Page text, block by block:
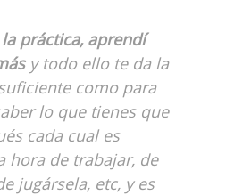
práctica, aprendí
y todo ello te da la
como para
lo que tienes que
cada cual es
hora de trabajar, de
jugársela, etc, y es